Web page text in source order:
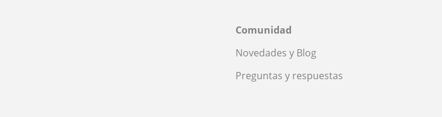
Comunidad
Novedades y Blog
Preguntas y respuestas